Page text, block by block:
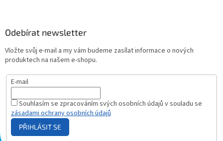
Odebírat newsletter
Vložte svůj e-mail a my vám budeme zasílat informace o nových
produktech na našem e-shopu.
E-mail
Souhlasím se zpracováním svých osobních údajů v souladu se
zásadami ochrany osobních údajů
PŘIHLÁSIT SE